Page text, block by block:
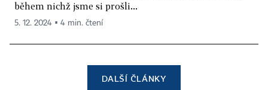
během nichž jsme si prošli...
5. 12. 2024 ▪ 4 min. čtení
DALŠÍ ČLÁNKY